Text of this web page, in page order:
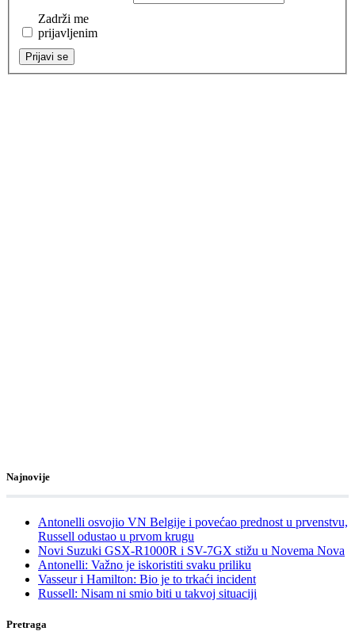
Zadrži me
prijavljenim
Prijavi se
Najnovije
Antonelli osvojio VN Belgije i povećao prednost u prvenstvu,
Russell odustao u prvom krugu
Novi Suzuki GSX-R1000R i SV-7GX stižu u Novema Nova
Antonelli: Važno je iskoristiti svaku priliku
Vasseur i Hamilton: Bio je to trkaći incident
Russell: Nisam ni smio biti u takvoj situaciji
Pretraga